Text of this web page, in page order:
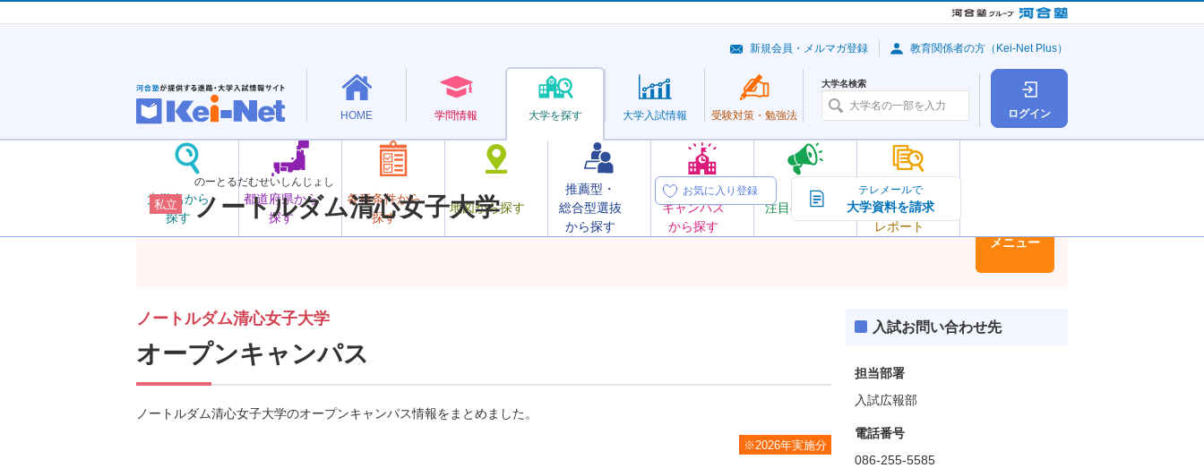
ログイン
HOME 学問情報 大学を探す
大学名から
探す
都道府県から
探す
各種条件から
探す
地図から探す
推薦型・
総合型選抜
から探す
オープン
キャンパス
から探す
注目の大学
大学の今
トピック＆
レポート
大学入試情報 受験対策・ 勉強法
大学名検索
新規会員・メルマガ登録 教育関係者の方（Kei-Net Plus）
私立
のーとるだむせいしんじょし
ノートルダム清心女子大学
お気に入り登録 テレメールで
大学資料を請求
メニュー
ノートルダム清心女子大学
オープンキャンパス
ノートルダム清心女子大学のオープンキャンパス情報をまとめました。
※2026年実施分
入試お問い合わせ先
担当部署
入試広報部
電話番号
086-255-5585